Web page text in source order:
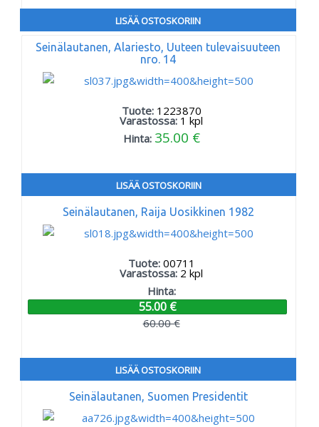
LISÄÄ OSTOSKORIIN
Seinälautanen, Alariesto, Uuteen tulevaisuuteen
nro. 14
Tuote: 1223870
Varastossa: 1 kpl
Hinta: 35.00 €
LISÄÄ OSTOSKORIIN
Seinälautanen, Raija Uosikkinen 1982
Tuote: 00711
Varastossa: 2 kpl
Hinta:
55.00 €
60.00 €
LISÄÄ OSTOSKORIIN
Seinälautanen, Suomen Presidentit